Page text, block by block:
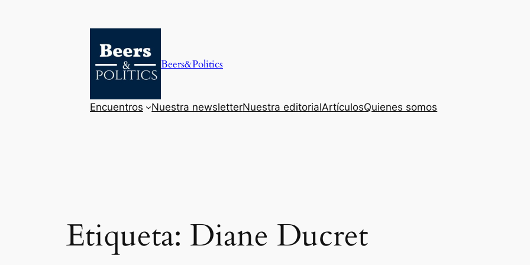
Beers&Politics
Encuentros Nuestra newsletterNuestra editorialArtículosQuienes somos
Etiqueta: Diane Ducret